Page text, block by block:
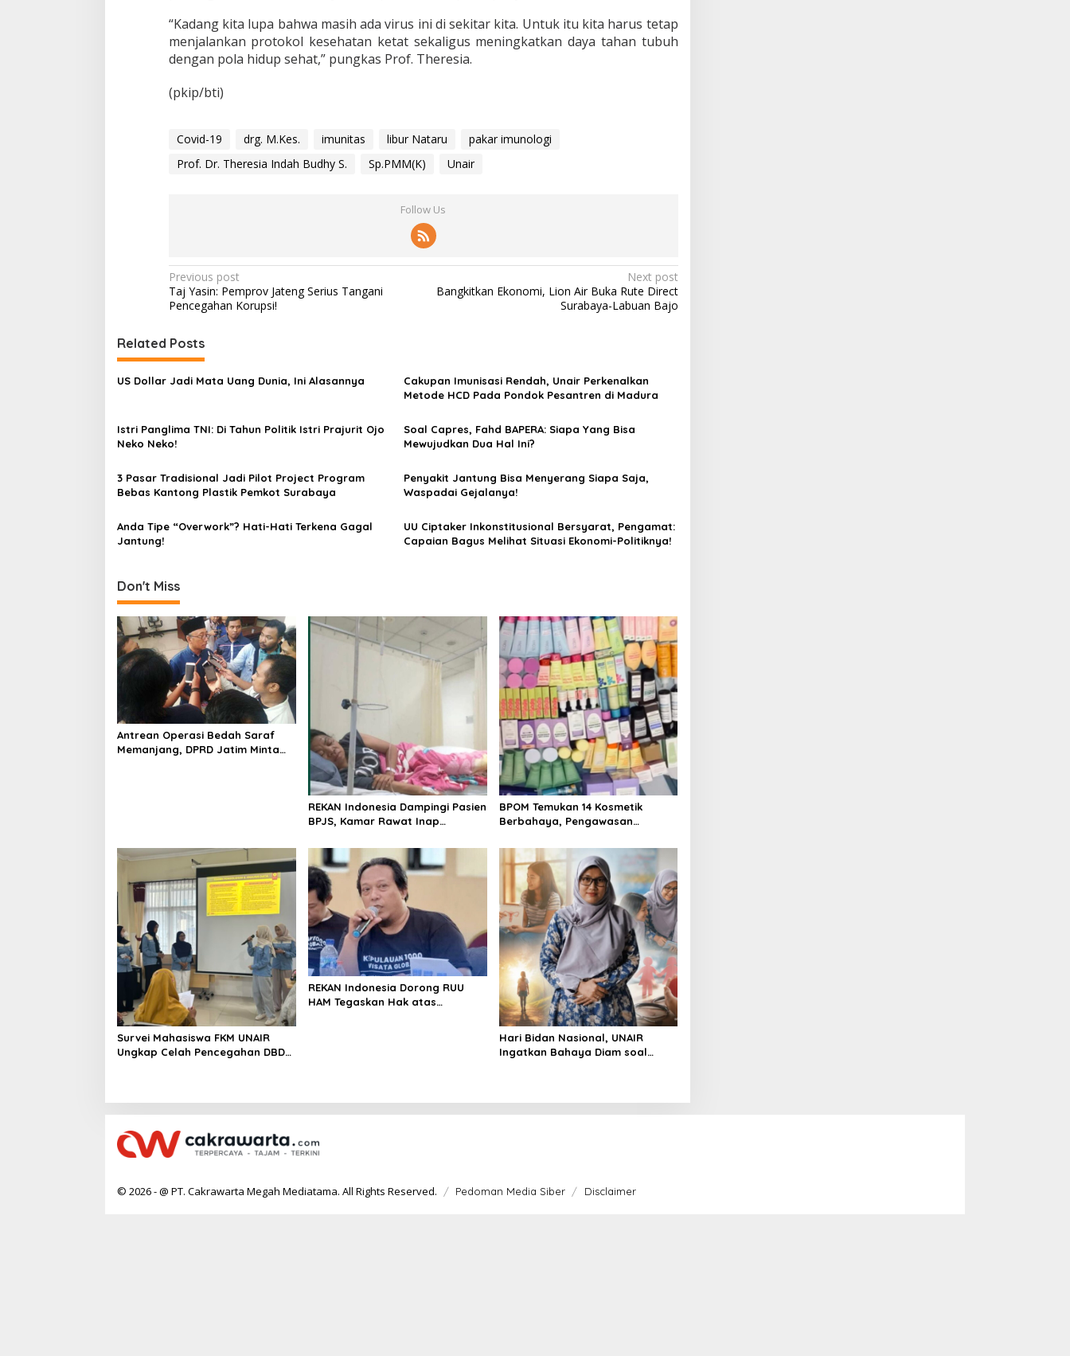
“Kadang kita lupa bahwa masih ada virus ini di sekitar kita. Untuk itu kita harus tetap
menjalankan protokol kesehatan ketat sekaligus meningkatkan daya tahan tubuh
dengan pola hidup sehat,” pungkas Prof. Theresia.
(pkip/bti)
Covid-19 drg. M.Kes. imunitas libur Nataru
pakar imunologi
Prof. Dr. Theresia Indah Budhy S.
Sp.PMM(K) Unair
Follow Us
P
o
t
n
a
i
a
t
i
Previous post
Taj Yasin: Pemprov Jateng Serius Tangani
Pencegahan Korupsi!
Next post
Bangkitkan Ekonomi, Lion Air Buka Rute Direct
Surabaya-Labuan Bajo
Related Posts
US Dollar Jadi Mata Uang Dunia, Ini Alasannya
Cakupan Imunisasi Rendah, Unair Perkenalkan
Metode HCD Pada Pondok Pesantren di Madura
Istri Panglima TNI: Di Tahun Politik Istri Prajurit Ojo
Neko Neko!
Soal Capres, Fahd BAPERA: Siapa Yang Bisa
Mewujudkan Dua Hal Ini?
3 Pasar Tradisional Jadi Pilot Project Program
Bebas Kantong Plastik Pemkot Surabaya
Penyakit Jantung Bisa Menyerang Siapa Saja,
Waspadai Gejalanya!
Anda Tipe “Overwork”? Hati-Hati Terkena Gagal
Jantung!
UU Ciptaker Inkonstitusional Bersyarat, Pengamat:
Capaian Bagus Melihat Situasi Ekonomi-Politiknya!
Don't Miss
Antrean Operasi Bedah Saraf
Memanjang, DPRD Jatim Minta
REKAN Indonesia Dampingi Pasien
BPJS, Kamar Rawat Inap
BPOM Temukan 14 Kosmetik
Berbahaya, Pengawasan
Diperketat
Survei Mahasiswa FKM UNAIR
Ungkap Celah Pencegahan DBD
REKAN Indonesia Dorong RUU
HAM Tegaskan Hak atas
Hari Bidan Nasional, UNAIR
Ingatkan Bahaya Diam soal
© 2026 - @ PT. Cakrawarta Megah Mediatama. All Rights Reserved. Pedoman Media Siber Disclaimer